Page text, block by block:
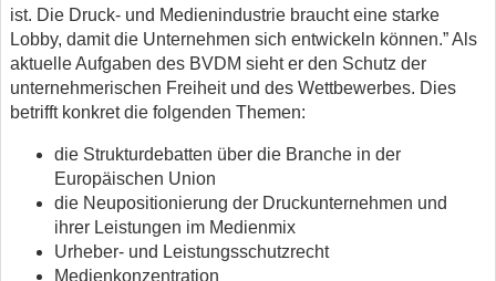
ist. Die Druck- und Medienindustrie braucht eine starke
Lobby, damit die Unternehmen sich entwickeln können.” Als
aktuelle Aufgaben des BVDM sieht er den Schutz der
unternehmerischen Freiheit und des Wettbewerbes. Dies
betrifft konkret die folgenden Themen:
die Strukturdebatten über die Branche in der
Europäischen Union
die Neupositionierung der Druckunternehmen und
ihrer Leistungen im Medienmix
Urheber- und Leistungsschutzrecht
Medienkonzentration